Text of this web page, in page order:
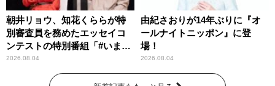
朝井リョウ、知花くららが特
別審査員を務めたエッセイコ
ンテストの特別番組「#いまあ
なたに伝えたいこと」
2026.08.04
由紀さおりが14年ぶりに『オ
ールナイトニッポン』に登
場！
2026.08.04